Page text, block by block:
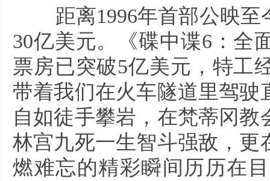
距离1996年首部公映至
30亿美元。《碟中谍6：全
票房已突破5亿美元，特工
带着我们在火车隧道里驾
自如徒手攀岩，在梵蒂冈
林宫九死一生智斗强敌，
燃难忘的精彩瞬间历历在